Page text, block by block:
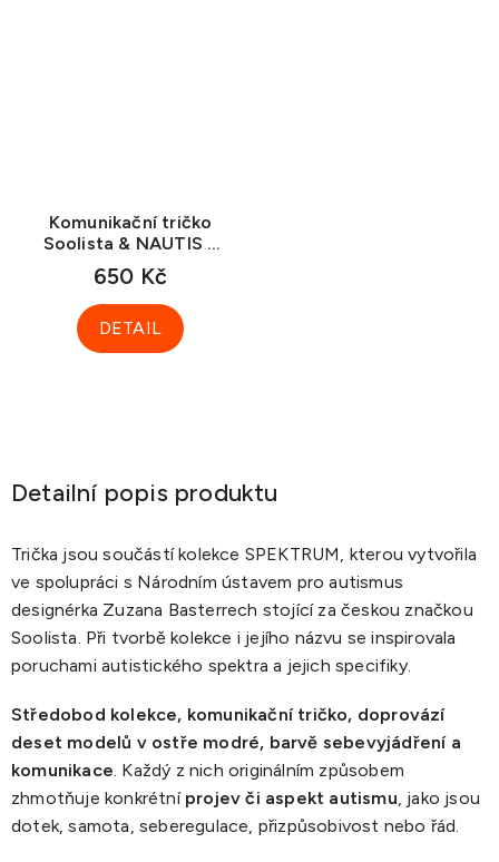
Komunikační tričko
Soolista & NAUTIS v
dárkovém balení
650 Kč
DETAIL
Detailní popis produktu
Trička jsou součástí kolekce SPEKTRUM, kterou vytvořila
ve spolupráci s Národním ústavem pro autismus
designérka Zuzana Basterrech stojící za českou značkou
Soolista. Při tvorbě kolekce i jejího názvu se inspirovala
poruchami autistického spektra a jejich specifiky.
Středobod kolekce, komunikační tričko, doprovází
deset modelů v ostře modré, barvě sebevyjádření a
komunikace. Každý z nich originálním způsobem
zhmotňuje konkrétní projev či aspekt autismu, jako jsou
dotek, samota, seberegulace, přizpůsobivost nebo řád.